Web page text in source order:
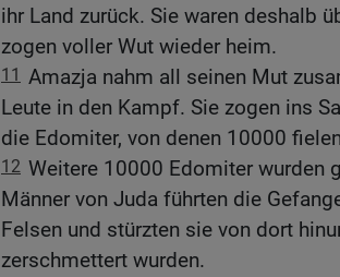
ihr Land zurück. Sie waren deshalb
zogen voller Wut wieder heim.
11 Amazja nahm all seinen Mut
Leute in den Kampf. Sie zogen ins
die Edomiter, von denen 10000
12 Weitere 10000 Edomiter wurden
Männer von Juda führten die
Felsen und stürzten sie von dort
zerschmettert wurden.